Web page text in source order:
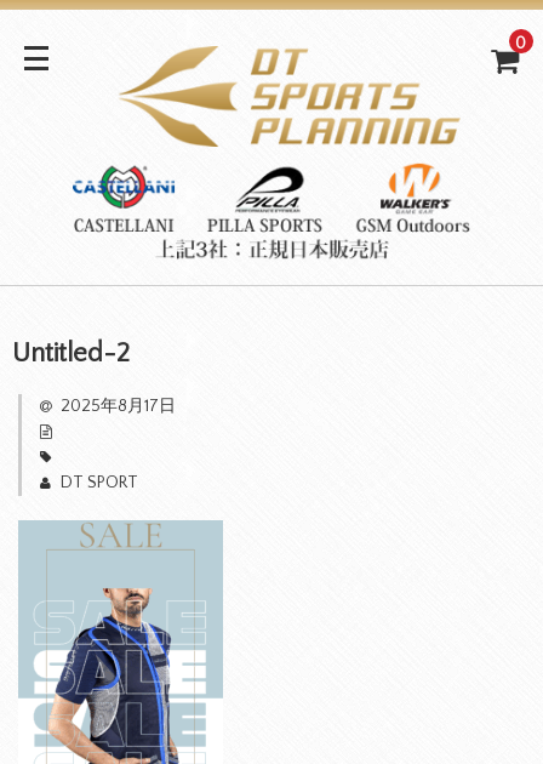
0
Untitled-2
2025年8月17日
DT SPORT